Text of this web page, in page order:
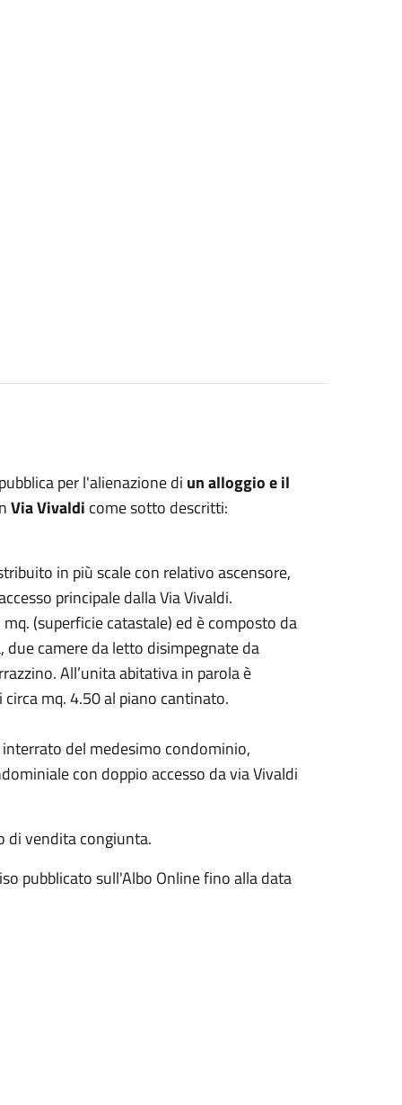
per l'alienazione di un alloggio e il
Via Vivaldi come sotto descritti:
in più scale con relativo ascensore,
principale dalla Via Vivaldi.
(superficie catastale) ed è composto da
camere da letto disimpegnate da
All’unita abitativa in parola è
mq. 4.50 al piano cantinato.
del medesimo condominio,
con doppio accesso da via Vivaldi
di vendita congiunta.
pubblicato sull'Albo Online fino alla data